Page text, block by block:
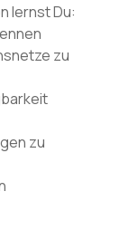
lernst Du:
zu
zu